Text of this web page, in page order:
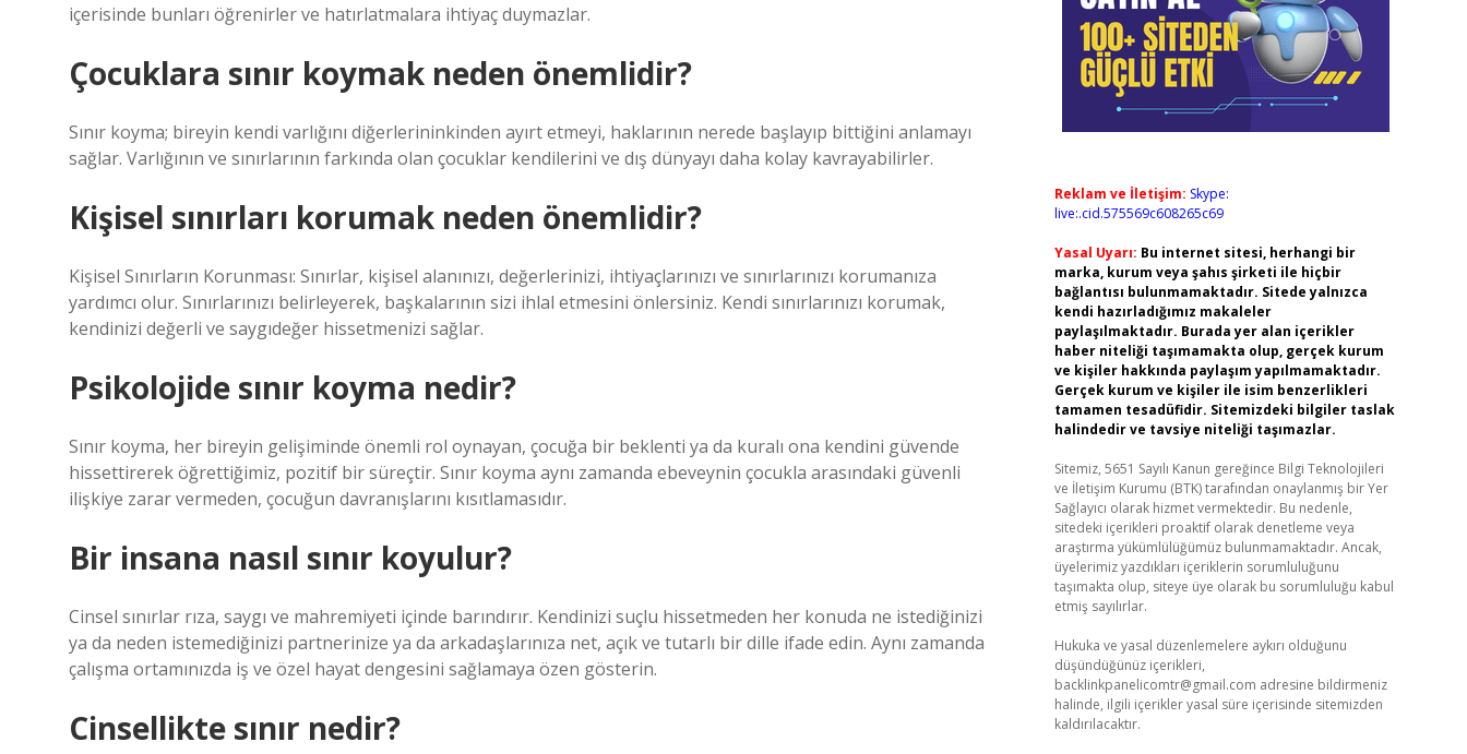
içerisinde bunları öğrenirler ve hatırlatmalara ihtiyaç duymazlar.
Çocuklara sınır koymak neden önemlidir?
Sınır koyma; bireyin kendi varlığını diğerlerininkinden ayırt etmeyi, haklarının nerede başlayıp bittiğini anlamayı
sağlar. Varlığının ve sınırlarının farkında olan çocuklar kendilerini ve dış dünyayı daha kolay kavrayabilirler.
Kişisel sınırları korumak neden önemlidir?
Kişisel Sınırların Korunması: Sınırlar, kişisel alanınızı, değerlerinizi, ihtiyaçlarınızı ve sınırlarınızı korumanıza
yardımcı olur. Sınırlarınızı belirleyerek, başkalarının sizi ihlal etmesini önlersiniz. Kendi sınırlarınızı korumak,
kendinizi değerli ve saygıdeğer hissetmenizi sağlar.
Psikolojide sınır koyma nedir?
Sınır koyma, her bireyin gelişiminde önemli rol oynayan, çocuğa bir beklenti ya da kuralı ona kendini güvende
hissettirerek öğrettiğimiz, pozitif bir süreçtir. Sınır koyma aynı zamanda ebeveynin çocukla arasındaki güvenli
ilişkiye zarar vermeden, çocuğun davranışlarını kısıtlamasıdır.
Bir insana nasıl sınır koyulur?
Cinsel sınırlar rıza, saygı ve mahremiyeti içinde barındırır. Kendinizi suçlu hissetmeden her konuda ne istediğinizi
ya da neden istemediğinizi partnerinize ya da arkadaşlarınıza net, açık ve tutarlı bir dille ifade edin. Aynı zamanda
çalışma ortamınızda iş ve özel hayat dengesini sağlamaya özen gösterin.
Cinsellikte sınır nedir?
Reklam ve İletişim: Skype:
live:.cid.575569c608265c69
Yasal Uyarı: Bu internet sitesi, herhangi bir
marka, kurum veya şahıs şirketi ile hiçbir
bağlantısı bulunmamaktadır. Sitede yalnızca
kendi hazırladığımız makaleler
paylaşılmaktadır. Burada yer alan içerikler
haber niteliği taşımamakta olup, gerçek kurum
ve kişiler hakkında paylaşım yapılmamaktadır.
Gerçek kurum ve kişiler ile isim benzerlikleri
tamamen tesadüfidir. Sitemizdeki bilgiler taslak
halindedir ve tavsiye niteliği taşımazlar.
Sitemiz, 5651 Sayılı Kanun gereğince Bilgi Teknolojileri
ve İletişim Kurumu (BTK) tarafından onaylanmış bir Yer
Sağlayıcı olarak hizmet vermektedir. Bu nedenle,
sitedeki içerikleri proaktif olarak denetleme veya
araştırma yükümlülüğümüz bulunmamaktadır. Ancak,
üyelerimiz yazdıkları içeriklerin sorumluluğunu
taşımakta olup, siteye üye olarak bu sorumluluğu kabul
etmiş sayılırlar.
Hukuka ve yasal düzenlemelere aykırı olduğunu
düşündüğünüz içerikleri,
backlinkpanelicomtr@gmail.com adresine bildirmeniz
halinde, ilgili içerikler yasal süre içerisinde sitemizden
kaldırılacaktır.